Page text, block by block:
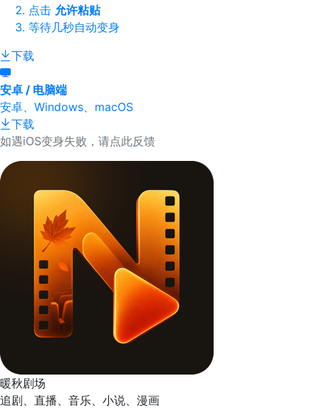
点击 允许粘贴
等待几秒自动变身
下载
安卓 / 电脑端
安卓、Windows、macOS
下载
如遇iOS变身失败，请点此反馈
暖秋剧场
追剧、直播、音乐、小说、漫画